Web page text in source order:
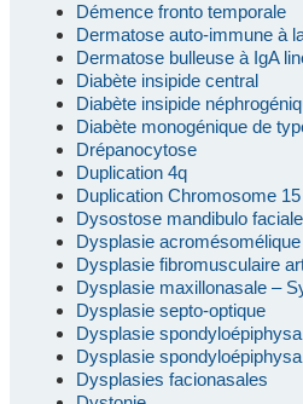
Démence fronto temporale
Dermatose auto-immune à
Dermatose bulleuse à IgA
Diabète insipide central
Diabète insipide
Diabète monogénique de
Drépanocytose
Duplication 4q
Duplication Chromosome 15
Dysostose mandibulo
Dysplasie acromésomélique
Dysplasie fibromusculaire
Dysplasie maxillonasale –
Dysplasie septo-optique
Dysplasie
Dysplasie
Dysplasies facionasales